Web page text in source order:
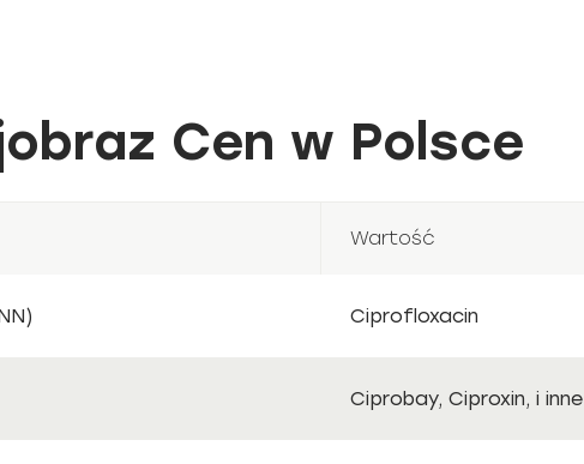
Cen w Polsce
Wartość
Ciprofloxacin
Ciprobay, Ciproxin, i inne